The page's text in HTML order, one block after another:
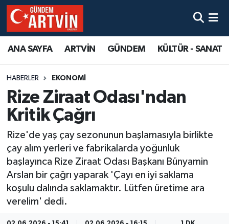
ANA SAYFA ARTVİN GÜNDEM KÜLTÜR - SANAT
HABERLER EKONOMİ
Rize Ziraat Odası'ndan
Kritik Çağrı
Rize'de yaş çay sezonunun başlamasıyla birlikte
çay alım yerleri ve fabrikalarda yoğunluk
başlayınca Rize Ziraat Odası Başkanı Bünyamin
Arslan bir çağrı yaparak 'Çayı en iyi saklama
koşulu dalında saklamaktır. Lütfen üretime ara
verelim' dedi.